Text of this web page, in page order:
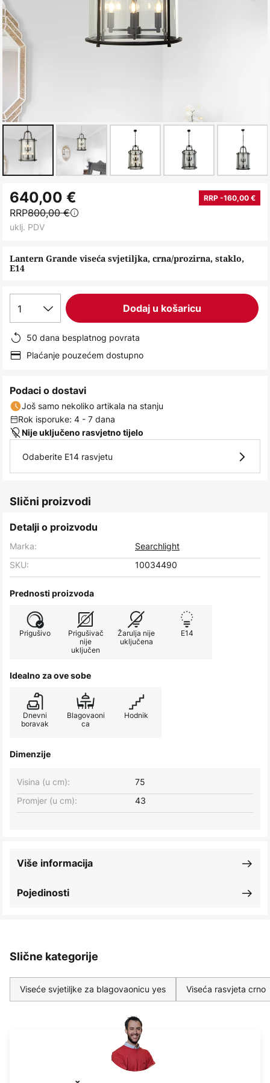
to
the
beginning
the
images
gallery
Lantern Grande viseća svjetiljka, crna/prozirna, staklo,
E14
640,00 € RRP -160,00 €
RRP800,00 €
uklj. PDV
1 Dodaj u košaricu
50 dana besplatnog povrata
Plaćanje pouzećem dostupno
Podaci o dostavi
Još samo nekoliko artikala na stanju
Rok isporuke: 4 - 7 dana
Nije uključeno rasvjetno tijelo
Odaberite E14 rasvjetu
Slični proizvodi
Detalji o proizvodu
Marka:
Searchlight
SKU:
10034490
Prednosti proizvoda
Prigušivo
Prigušivač
nije
uključen
Žarulja nije
uključena
E14
Idealno za ove sobe
Dnevni
boravak
Blagovaoni
ca
Hodnik
Dimenzije
Visina (u cm):
75
Promjer (u cm):
43
Pojedinosti
Više informacija
Slične kategorije
Viseće svjetiljke za blagovaonicu yes Viseća rasvjeta crno